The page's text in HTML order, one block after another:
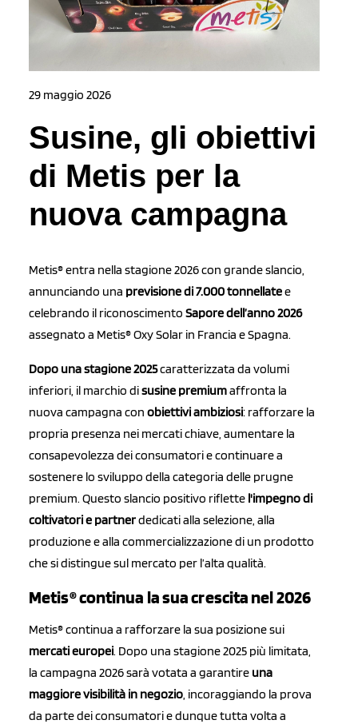
29 maggio 2026
Susine, gli obiettivi
di Metis per la
nuova campagna
Metis® entra nella stagione 2026 con grande slancio,
annunciando una previsione di 7.000 tonnellatee
celebrando il riconoscimento Sapore dell’anno 2026
assegnato a Metis® Oxy Solar in Francia e Spagna.
Dopo una stagione 2025caratterizzata da volumi
inferiori, il marchio disusine premiumaffronta la
nuova campagna con obiettivi ambiziosi: rafforzare la
propria presenza nei mercati chiave, aumentare la
consapevolezza dei consumatori e continuare a
sostenere lo sviluppo della categoria delle prugne
premium. Questo slancio positivo riflette l'impegno di
coltivatori e partnerdedicati alla selezione, alla
produzione e alla commercializzazione di un prodotto
che si distingue sul mercato per l’alta qualità.
Metis® continua la sua crescita nel 2026
Metis® continua a rafforzare la sua posizione sui
mercati europei. Dopo una stagione 2025 più limitata,
la campagna 2026 sarà votata a garantire una
maggiore visibilità in negozio, incoraggiando la prova
da parte dei consumatori e dunque tutta volta a